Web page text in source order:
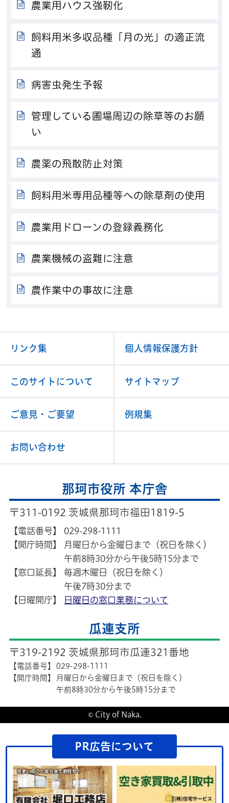
農業用ハウス強靭化
飼料用米多収品種「月の光」の適正流
通
病害虫発生予報
管理している圃場周辺の除草等のお願
い
農薬の飛散防止対策
飼料用米専用品種等への除草剤の使用
農業用ドローンの登録義務化
農業機械の盗難に注意
農作業中の事故に注意
リンク集 個人情報保護方針
このサイトについて サイトマップ
ご意見・ご要望 例規集
お問い合わせ
那珂市役所 本庁舎
〒311-0192 茨城県那珂市福田1819-5
【電話番号】
029-298-1111
【開庁時間】
月曜日から金曜日まで（祝日を除く）
午前8時30分から午後5時15分まで
【窓口延長】
毎週木曜日（祝日を除く）
午後7時30分まで
【日曜開庁】
日曜日の窓口業務について
瓜連支所
〒319-2192 茨城県那珂市瓜連321番地
【電話番号】
029-298-1111
【開庁時間】
月曜日から金曜日まで（祝日を除く）
午前8時30分から午後5時15分まで
© City of Naka.
PR広告について